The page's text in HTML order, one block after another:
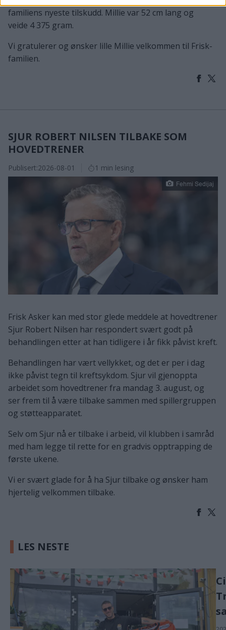
familiens nyeste tilskudd. Millie var 52 cm lang og
veide 4 375 gram.
Vi gratulerer og ønsker lille Millie velkommen til Frisk-
familien.
SJUR ROBERT NILSEN TILBAKE SOM
HOVEDTRENER
Publisert:2026-08-01 1 min lesing
Fehmi Sedijaj
Frisk Asker kan med stor glede meddele at hovedtrener
Sjur Robert Nilsen har respondert svært godt på
behandlingen etter at han tidligere i år fikk påvist kreft.
Behandlingen har vært vellykket, og det er per i dag
ikke påvist tegn til kreftsykdom. Sjur vil gjenoppta
arbeidet som hovedtrener fra mandag 3. august, og
ser frem til å være tilbake sammen med spillergruppen
og støtteapparatet.
Selv om Sjur nå er tilbake i arbeid, vil klubben i samråd
med ham legge til rette for en gradvis opptrapping de
første ukene.
Vi er svært glade for å ha Sjur tilbake og ønsker ham
hjertelig velkommen tilbake.
LES NESTE